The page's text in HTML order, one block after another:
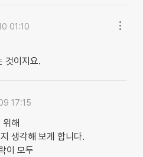
01:10
것이지요.
17:15
해
생각해 보게 합니다.
이 모두